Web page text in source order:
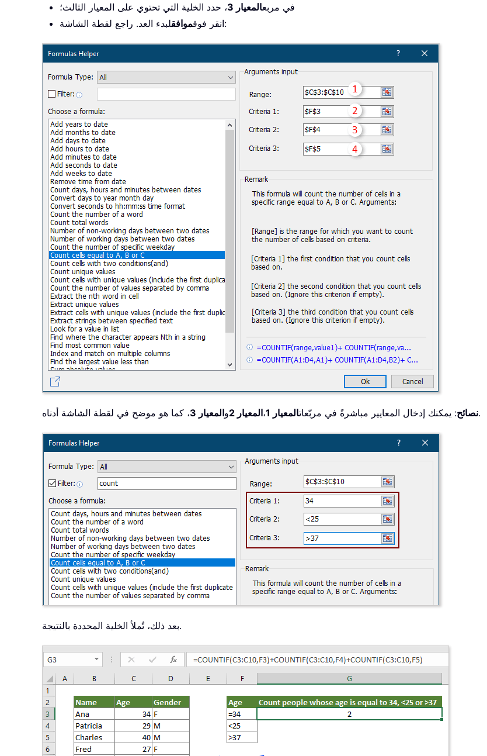
في مربعالمعيار 3
، حدد الخلية التي تحتوي على المعيار الثالث؛
انقر فوقموافق لبدء العد. راجع لقطة الشاشة:
نصائح: يمكنك إدخال المعايير مباشرةً في مربّعاتالمعيار 1 ،المعيار 2 والمعيار 3 ، كما هو موضح في لقطة الشاشة أدناه.
بعد ذلك، تُملأ الخلية المحددة بالنتيجة.